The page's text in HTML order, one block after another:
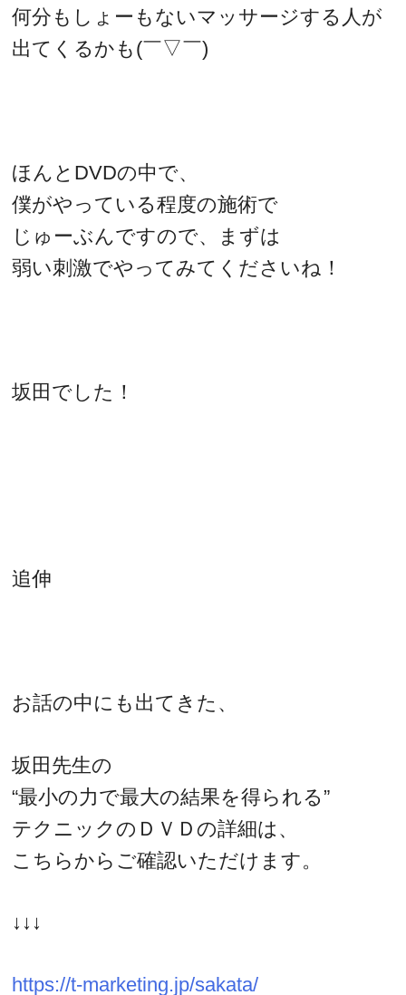
何分もしょーもないマッサージする人が
出てくるかも(￣▽￣)
ほんとDVDの中で、
僕がやっている程度の施術で
じゅーぶんですので、まずは
弱い刺激でやってみてくださいね！
坂田でした！
追伸
お話の中にも出てきた、
坂田先生の
“最小の力で最大の結果を得られる”
テクニックのＤＶＤの詳細は、
こちらからご確認いただけます。
↓↓↓
https://t-marketing.jp/sakata/